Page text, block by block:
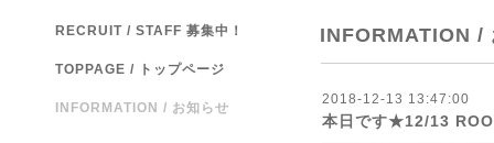
INFORMATION /
2018-12-13 13:47:00
本日です★12/13
RECRUIT / STAFF 募集中！
TOPPAGE / トップページ
INFORMATION / お知らせ